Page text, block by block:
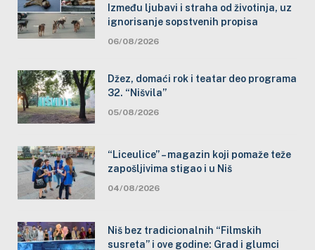
Između ljubavi i straha od životinja, uz
ignorisanje sopstvenih propisa
06/08/2026
Džez, domaći rok i teatar deo programa
32. “Nišvila”
05/08/2026
“Liceulice” – magazin koji pomaže teže
zapošljivima stigao i u Niš
04/08/2026
Niš bez tradicionalnih “Filmskih
susreta” i ove godine: Grad i glumci